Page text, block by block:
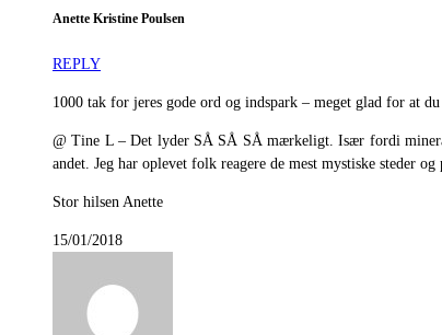
Anette Kristine Poulsen
REPLY
1000 tak for jeres gode ord og indspark – meget glad for at
@ Tine L – Det lyder SÅ SÅ SÅ mærkeligt. Især fordi
andet. Jeg har oplevet folk reagere de mest mystiske steder og
Stor hilsen Anette
15/01/2018